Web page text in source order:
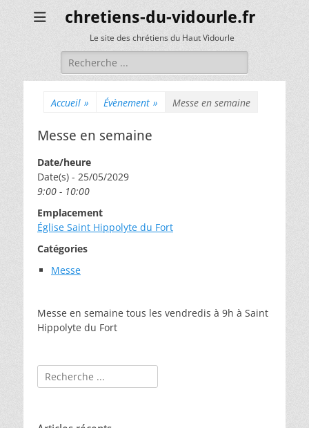
chretiens-du-vidourle.fr
Le site des chrétiens du Haut Vidourle
Rechercher :
Accueil » Évènement » Messe en semaine
Messe en semaine
Date/heure
Date(s) - 25/05/2029
9:00 - 10:00
Emplacement
Église Saint Hippolyte du Fort
Catégories
Messe
Messe en semaine tous les vendredis à 9h à Saint
Hippolyte du Fort
Rechercher :